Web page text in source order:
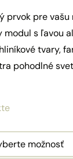
prvok pre vašu
modul s ľavou
tvary,
pohodlné